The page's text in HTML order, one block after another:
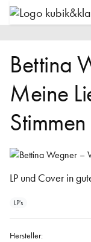
Bettina
Meine
Stimmen
LP und Cover in
LP's
Hersteller: